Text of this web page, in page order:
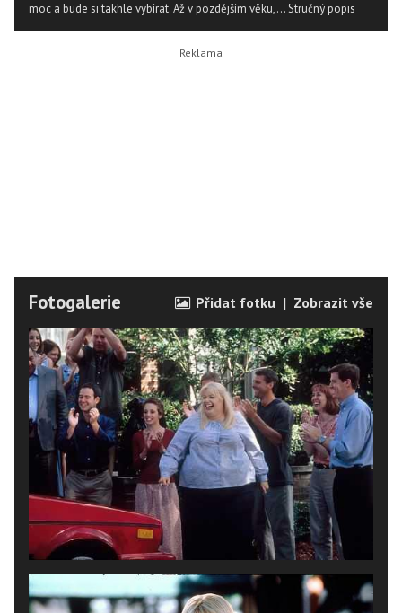
moc a bude si takhle vybírat. Až v pozdějším věku,...Stručný popis
Fotogalerie Přidat fotku | Zobrazit vše